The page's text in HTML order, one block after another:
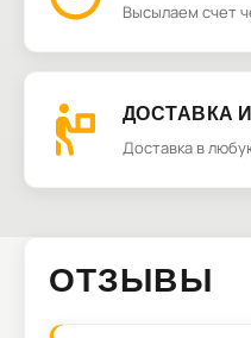
Высылаем счет
ДОСТАВКА
Доставка в
ОТЗЫВЫ